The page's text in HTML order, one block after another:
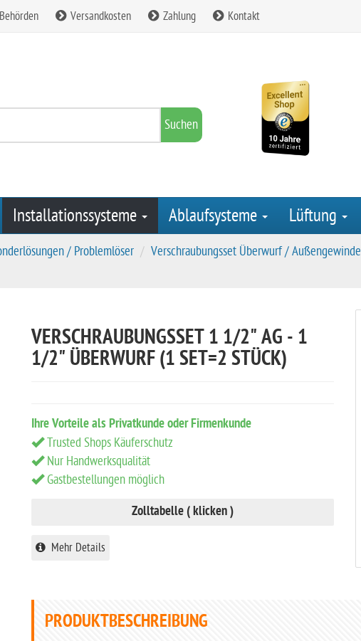
Versandkosten Zahlung Kontakt
Suchen
Installationssysteme Ablaufsysteme Lüftung
/ Problemlöser
Verschraubungsset Überwurf / Außengewinde
VERSCHRAUBUNGSSET 1 1/2" AG - 1
1/2" ÜBERWURF (1 SET=2 STÜCK)
Ihre Vorteile als Privatkunde oder Firmenkunde
Trusted Shops Käuferschutz
Nur Handwerksqualität
Gastbestellungen möglich
Zolltabelle ( klicken )
Mehr Details
PRODUKTBESCHREIBUNG